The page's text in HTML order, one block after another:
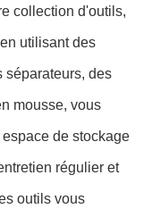
collection d'outils,
utilisant des
séparateurs, des
mousse, vous
de stockage
régulier et
outils vous